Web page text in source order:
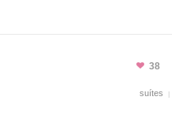
38
suítes